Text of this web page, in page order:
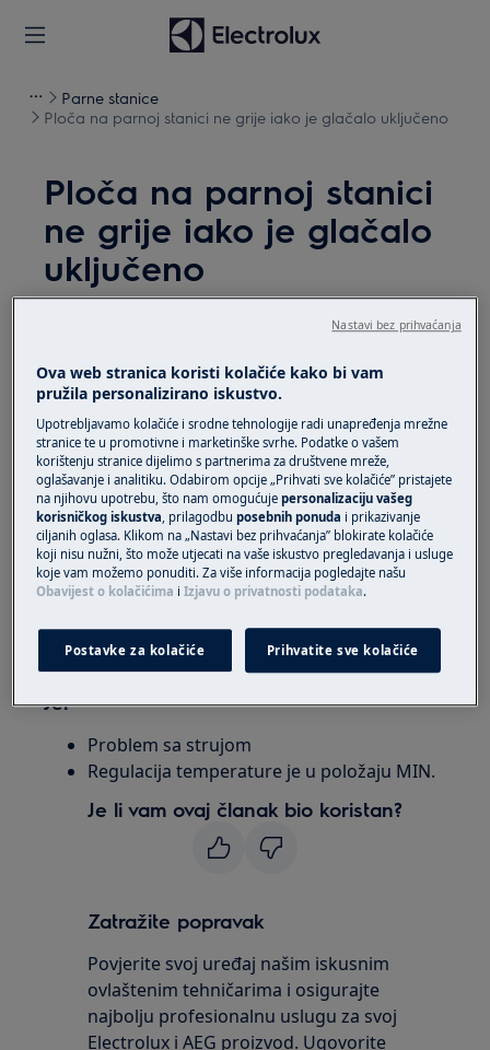
Parne stanice
Ploča na parnoj stanici ne grije iako je glačalo uključeno
Ploča na parnoj stanici
ne grije iako je glačalo
uključeno
Problem
glačalo uključeno
Primjenjuje se na
Parna stanica
Rješenje
1. Provjerite glavni kabel napajanja, utikač i
utičnicu.
2. Odaberite odgovarajuću temperaturu.
Jer
Problem sa strujom
Regulacija temperature je u položaju MIN.
Je li vam ovaj članak bio koristan?
Zatražite popravak
Povjerite svoj uređaj našim iskusnim
ovlaštenim tehničarima i osigurajte
najbolju profesionalnu uslugu za svoj
Electrolux i AEG proizvod. Ugovorite
Ova web stranica koristi kolačiće kako bi vam
pružila personalizirano iskustvo.
Upotrebljavamo kolačiće i srodne tehnologije radi unapređenja mrežne
stranice te u promotivne i marketinške svrhe. Podatke o vašem
korištenju stranice dijelimo s partnerima za društvene mreže,
oglašavanje i analitiku. Odabirom opcije „Prihvati sve kolačiće” pristajete
na njihovu upotrebu, što nam omogućujepersonalizaciju vašeg
korisničkog iskustva, prilagodbuposebnih ponuda i prikazivanje
ciljanih oglasa. Klikom na „Nastavi bez prihvaćanja” blokirate kolačiće
koji nisu nužni, što može utjecati na vaše iskustvo pregledavanja i usluge
koje vam možemo ponuditi. Za više informacija pogledajte našu
Obavijest o kolačićima iIzjavu o privatnosti podataka.
Postavke za kolačiće Prihvatite sve kolačiće
Nastavi bez prihvaćanja